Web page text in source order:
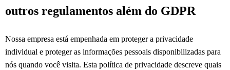
outros regulamentos além do GDPR
Nossa empresa está empenhada em proteger a privacidade
individual e proteger as informações pessoais disponibilizadas para
nós quando você visita. Esta política de privacidade descreve quais